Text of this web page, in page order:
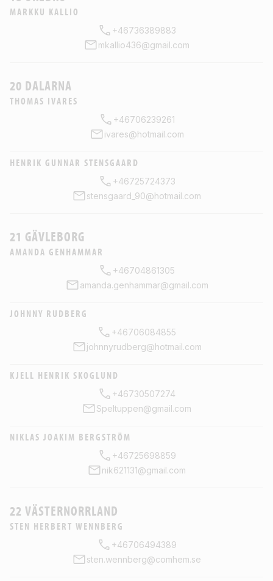
MARKKU KALLIO
+46736389883
mkallio436@gmail.com
20 DALARNA
THOMAS IVARES
+46706239261
ivares@hotmail.com
HENRIK GUNNAR STENSGAARD
+46725724373
stensgaard_90@hotmail.com
21 GÄVLEBORG
AMANDA GENHAMMAR
+46704861305
amanda.genhammar@gmail.com
JOHNNY RUDBERG
+46706084855
johnnyrudberg@hotmail.com
KJELL HENRIK SKOGLUND
+46730507274
Speltuppen@gmail.com
NIKLAS JOAKIM BERGSTRÖM
+46725698859
nik621131@gmail.com
22 VÄSTERNORRLAND
STEN HERBERT WENNBERG
+46706494389
sten.wennberg@comhem.se